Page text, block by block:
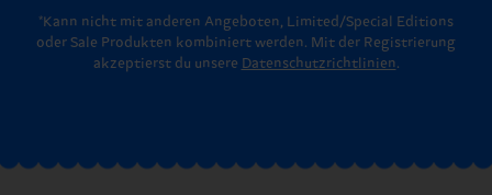
*Kann nicht mit anderen Angeboten, Limited/Special Editions
oder Sale Produkten kombiniert werden. Mit der Registrierung
akzeptierst du unsere Datenschutzrichtlinien.